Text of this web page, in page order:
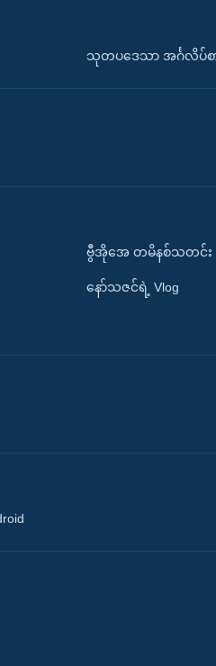
သုတပဒေသာ အင်္ဂလိပ်စ
ဗွီအိုအေ တမိနစ်သတင်း
နော်သဇင်ရဲ့ Vlog